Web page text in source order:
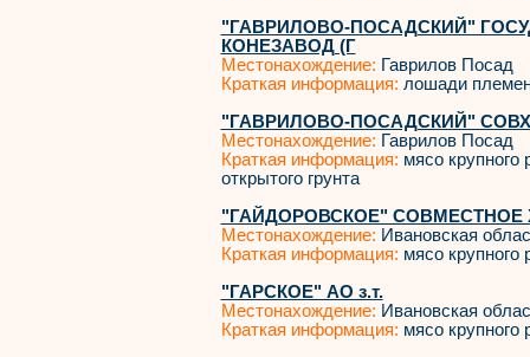
"ГАВРИЛОВО-ПОСАДСКИЙ"
КОНЕЗАВОД (Г
Местонахождение: Гаврилов Посад
Краткая информация: лошади
"ГАВРИЛОВО-ПОСАДСКИЙ"
Местонахождение: Гаврилов Посад
Краткая информация: мясо крупного
открытого грунта
"ГАЙДОРОВСКОЕ" СОВМЕСТНОЕ
Местонахождение: Ивановская
Краткая информация: мясо крупного
"ГАРСКОЕ" АО з.т.
Местонахождение: Ивановская
Краткая информация: мясо крупного